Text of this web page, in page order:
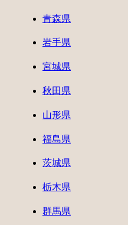
青森県
岩手県
宮城県
秋田県
山形県
福島県
茨城県
栃木県
群馬県